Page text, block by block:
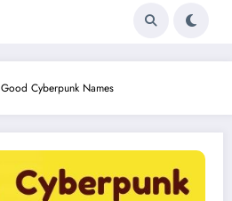
Good Cyberpunk Names